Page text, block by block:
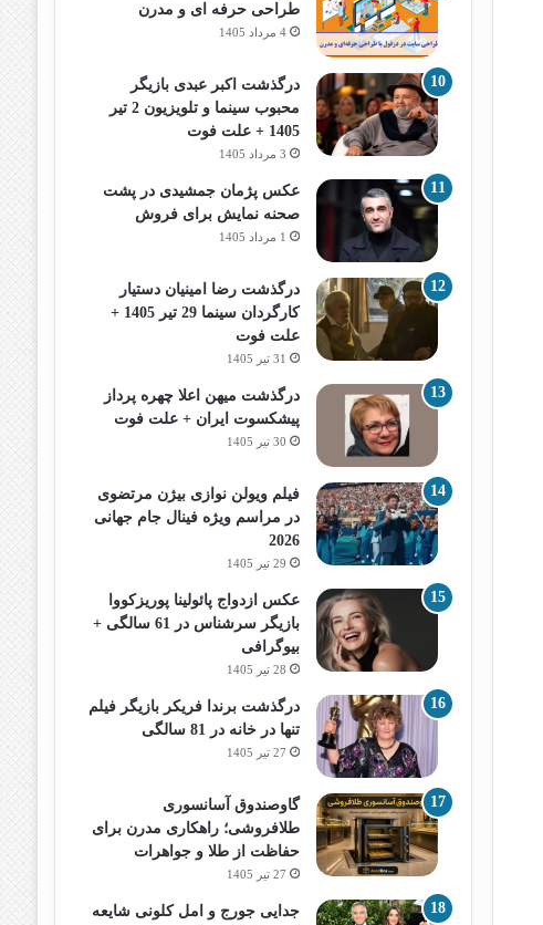
طراحی حرفه‌ ای و مدرن
4 مرداد 1405
درگذشت اکبر عبدی بازیگر
محبوب سینما و تلویزیون 2 تیر
1405 + علت فوت
3 مرداد 1405
عکس پژمان جمشیدی در پشت
صحنه نمایش برای فروش
1 مرداد 1405
درگذشت رضا امینیان دستیار
کارگردان سینما 29 تیر 1405 +
علت فوت
31 تیر 1405
درگذشت میهن اعلا چهره پرداز
پیشکسوت ایران + علت فوت
30 تیر 1405
فیلم ویولن نوازی بیژن مرتضوی
در مراسم ویژه فینال جام جهانی
2026
29 تیر 1405
عکس ازدواج پائولینا پوریزکووا
بازیگر سرشناس در 61 سالگی +
بیوگرافی
28 تیر 1405
درگذشت برندا فریکر بازیگر فیلم
تنها در خانه در 81 سالگی
27 تیر 1405
گاوصندوق آسانسوری
طلافروشی؛ راهکاری مدرن برای
حفاظت از طلا و جواهرات
27 تیر 1405
جدایی جورج و امل کلونی شایعه